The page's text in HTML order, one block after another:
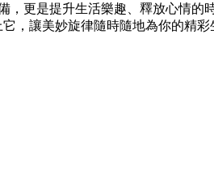
，更是提升生活樂趣、釋放心情的
，讓美妙旋律隨時隨地為你的精彩